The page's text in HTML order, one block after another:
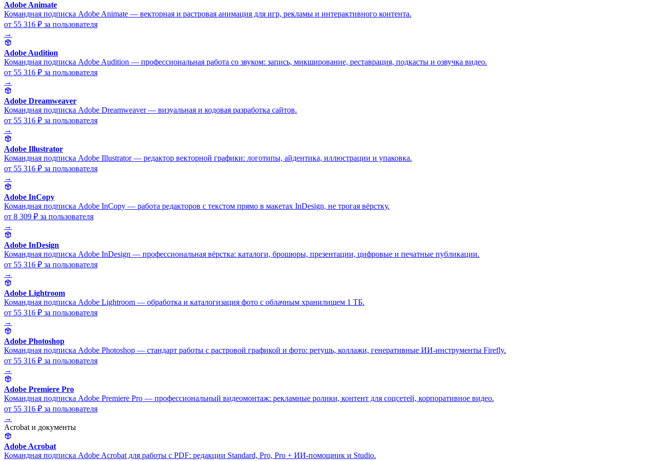
Adobe Animate
Командная подписка Adobe Animate — векторная и растровая анимация для игр, рекламы и интерактивного контента.
от 55 316 ₽ за пользователя
→
Adobe Audition
Командная подписка Adobe Audition — профессиональная работа со звуком: запись, микширование, реставрация, подкасты и озвучка видео.
от 55 316 ₽ за пользователя
→
Adobe Dreamweaver
Командная подписка Adobe Dreamweaver — визуальная и кодовая разработка сайтов.
от 55 316 ₽ за пользователя
→
Adobe Illustrator
Командная подписка Adobe Illustrator — редактор векторной графики: логотипы, айдентика, иллюстрации и упаковка.
от 55 316 ₽ за пользователя
→
Adobe InCopy
Командная подписка Adobe InCopy — работа редакторов с текстом прямо в макетах InDesign, не трогая вёрстку.
от 8 309 ₽ за пользователя
→
Adobe InDesign
Командная подписка Adobe InDesign — профессиональная вёрстка: каталоги, брошюры, презентации, цифровые и печатные публикации.
от 55 316 ₽ за пользователя
→
Adobe Lightroom
Командная подписка Adobe Lightroom — обработка и каталогизация фото с облачным хранилищем 1 ТБ.
от 55 316 ₽ за пользователя
→
Adobe Photoshop
Командная подписка Adobe Photoshop — стандарт работы с растровой графикой и фото: ретушь, коллажи, генеративные ИИ-инструменты Firefly.
от 55 316 ₽ за пользователя
→
Adobe Premiere Pro
Командная подписка Adobe Premiere Pro — профессиональный видеомонтаж: рекламные ролики, контент для соцсетей, корпоративное видео.
от 55 316 ₽ за пользователя
→
Acrobat и документы
Adobe Acrobat
Командная подписка Adobe Acrobat для работы с PDF: редакции Standard, Pro, Pro + ИИ-помощник и Studio.